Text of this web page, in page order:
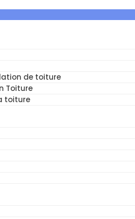
de toiture
Toiture
toiture